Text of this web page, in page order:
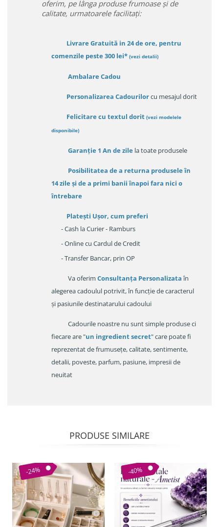
oferim, pe lânga produse frumoase și de
calitate, urmatoarele facilitați:
Livrare Gratuită in 24 de ore, pentru
comenzile peste 300 lei* (vezi detalii)
Ambalare Cadou
Personalizarea Cadourilorcu mesajul dorit
Felicitare cu textul dorit (vezi modelele
disponibile)
Garanție 1 An de zile la toate produsele
Posibilitatea de a returna produsele în
14 zileși de a primi banii înapoi fara nici o
întrebare
Platești Ușor, cum preferi
- Cash la Curier - Ramburs
- Online cu Cardul de Credit
- Transfer Bancar, prin OP
Va oferim Consultanța Personalizataîn
alegerea cadoulul potrivit, în funcție de caracterul
și pasiunile destinatarului cadoului
Cadourile noastre nu sunt simple produse ci
fiecare are "un ingredient secret" care poate fi
reprezentat de frumusețe, calitate, sentimente,
detalii, poveste, parfum, pasiune, impresii de
neuitat
PRODUSE SIMILARE
-24% -40%